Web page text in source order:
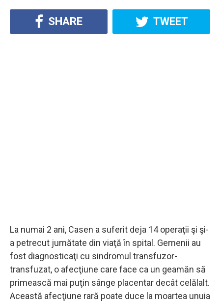
SHARE TWEET
La numai 2 ani, Casen a suferit deja 14 operaţii şi şi-
a petrecut jumătate din viaţă în spital. Gemenii au
fost diagnosticaţi cu sindromul transfuzor-
transfuzat, o afecţiune care face ca un geamăn să
primească mai puţin sânge placentar decât celălalt.
Această afecţiune rară poate duce la moartea unuia